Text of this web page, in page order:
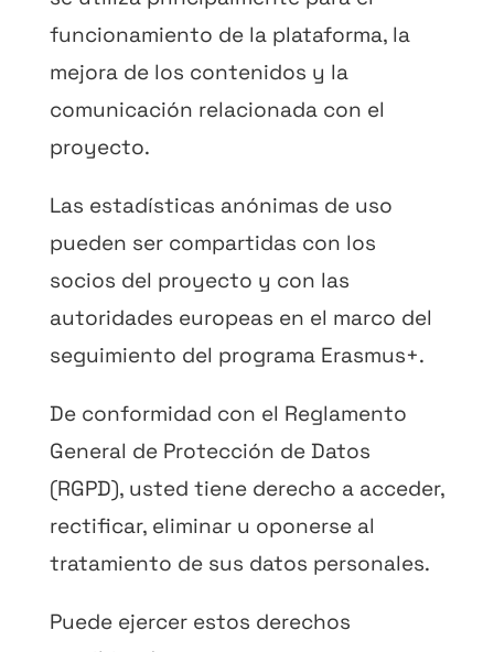
funcionamiento de la plataforma, la
mejora de los contenidos y la
comunicación relacionada con el
proyecto.
Las estadísticas anónimas de uso
pueden ser compartidas con los
socios del proyecto y con las
autoridades europeas en el marco del
seguimiento del programa Erasmus+.
De conformidad con el Reglamento
General de Protección de Datos
(RGPD), usted tiene derecho a acceder,
rectificar, eliminar u oponerse al
tratamiento de sus datos personales.
Puede ejercer estos derechos